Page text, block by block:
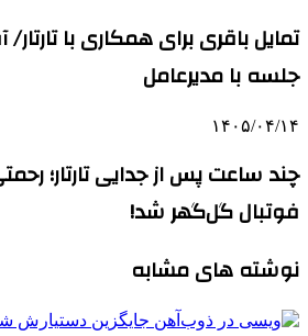
تمایل باقری برای همکاری با تارتار/
جلسه با مدیرعامل
۱۴۰۵/۰۴/۱۴
چند ساعت پس از جدایی تارتار؛
فوتبال گل‌گهر شد!
نوشته های مشابه